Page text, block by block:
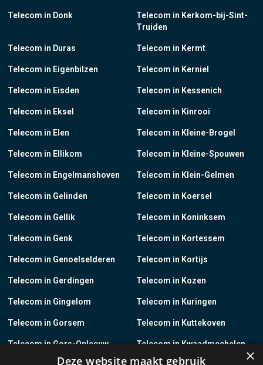
Telecom in Donk
Telecom in Duras
Telecom in Eigenbilzen
Telecom in Eisden
Telecom in Eksel
Telecom in Elen
Telecom in Ellikom
Telecom in Engelmanshoven
Telecom in Gelinden
Telecom in Gellik
Telecom in Genk
Telecom in Genoelselderen
Telecom in Gerdingen
Telecom in Gingelom
Telecom in Gorsem
Telecom in Gors-Opleeuw
Telecom in Kerkom-bij-Sint-
Truiden
Telecom in Kermt
Telecom in Kerniel
Telecom in Kessenich
Telecom in Kinrooi
Telecom in Kleine-Brogel
Telecom in Kleine-Spouwen
Telecom in Klein-Gelmen
Telecom in Koersel
Telecom in Koninksem
Telecom in Kortessem
Telecom in Kortijs
Telecom in Kozen
Telecom in Kuringen
Telecom in Kuttekoven
Telecom in Kwaadmechelen
×
Deze website maakt gebruik